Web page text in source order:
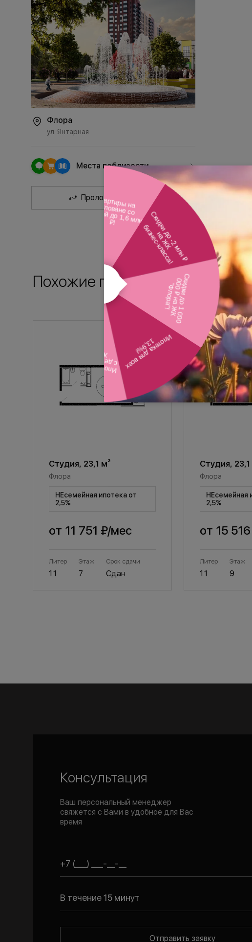
Флора
ул. Янтарная
Места поблизости
Проложить маршрут
Похожие планировки
Студия, 23,1 м²
Флора
НЕсемейная ипотека от
2,5%
от 11 751 ₽/мес
Литер
1.1
Этаж
7
Срок сдачи
Сдан
Студия, 23,1
Флора
НЕсемейная
2,5%
от 15
Литер
1.1
Этаж
9
Консультация
Ваш персональный менеджер
свяжется с Вами в удобное для Вас
время
В течение 15 минут
Отправить заявку